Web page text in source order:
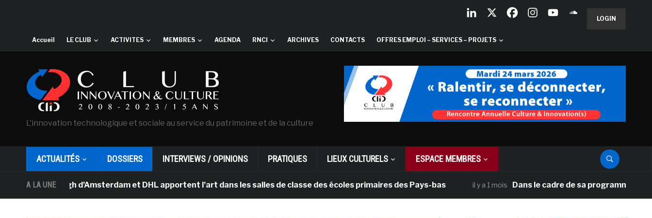
LOGIN
Accueil LE CLUB ACTIVITES MEMBRES AGENDA RNCI ARCHIVES CONTACTS OFFRES EMPLOI – SERVICES – PROJETS
L'innovation technologique et sociale au service du patrimoine et de la culture
ACTUALITÉS DOSSIERS INTERVIEWS / OPINIONS PRATIQUES LIEUX CULTURELS ESPACE MEMBRES
A LA UNE
Van Gogh d’Amsterdam et DHL apportent l’art dans les salles de classe des écoles primaires des Pays-bas il y a 1 mois Dans le cadre de sa programmation